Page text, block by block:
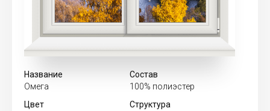
Название
Омега
Состав
100% полиэстер
Цвет
Структура